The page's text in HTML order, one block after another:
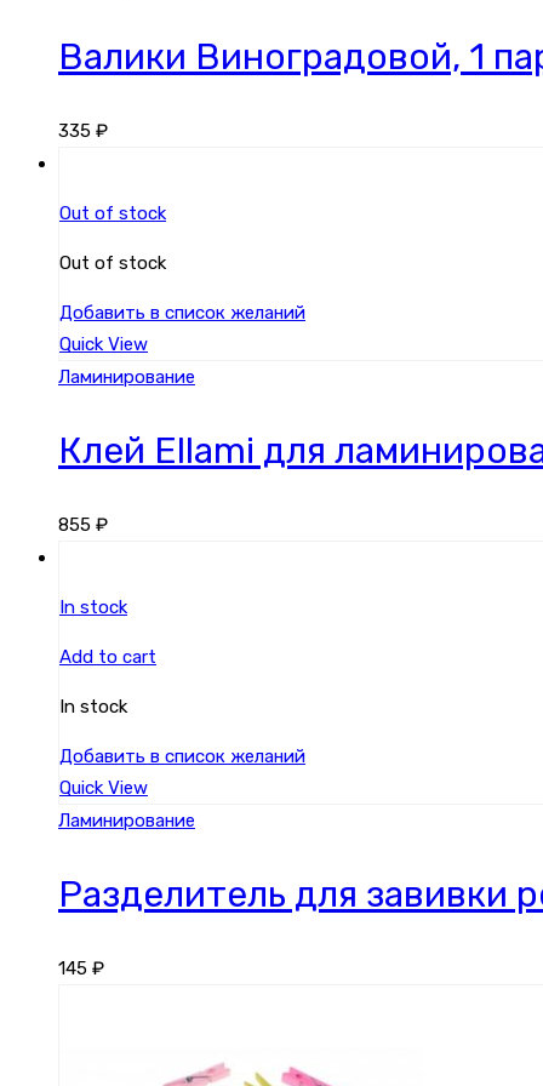
Валики Виноградовой, 1
335 ₽
Out of stock
Out of stock
Добавить в список желаний
Quick View
Ламинирование
Клей Ellami для
855 ₽
In stock
Add to cart
In stock
Добавить в список желаний
Quick View
Ламинирование
Разделитель для завивки
145 ₽